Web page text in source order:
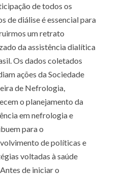
de todos os
de diálise é essencial para
um retrato
da assistência dialítica
Os dados coletados
ações da Sociedade
de Nefrologia,
o planejamento da
em nefrologia e
para o
de políticas e
voltadas à saúde
de iniciar o